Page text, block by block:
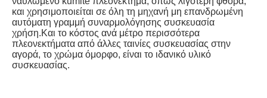
και χρησιμοποιείται σε όλη τη μηχανή μη επανδρωμένη
αυτόματη γραμμή συναρμολόγησης συσκευασία
χρήση.Και το κόστος ανά μέτρο περισσότερα
πλεονεκτήματα από άλλες ταινίες συσκευασίας στην
αγορά, το χρώμα όμορφο, είναι το ιδανικό υλικό
συσκευασίας.